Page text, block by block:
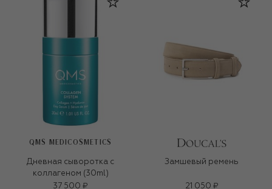
QMS MEDICOSMETICS
Дневная сыворотка с
коллагеном (30ml)
37 500 ₽
Замшевый ремень
21 050 ₽